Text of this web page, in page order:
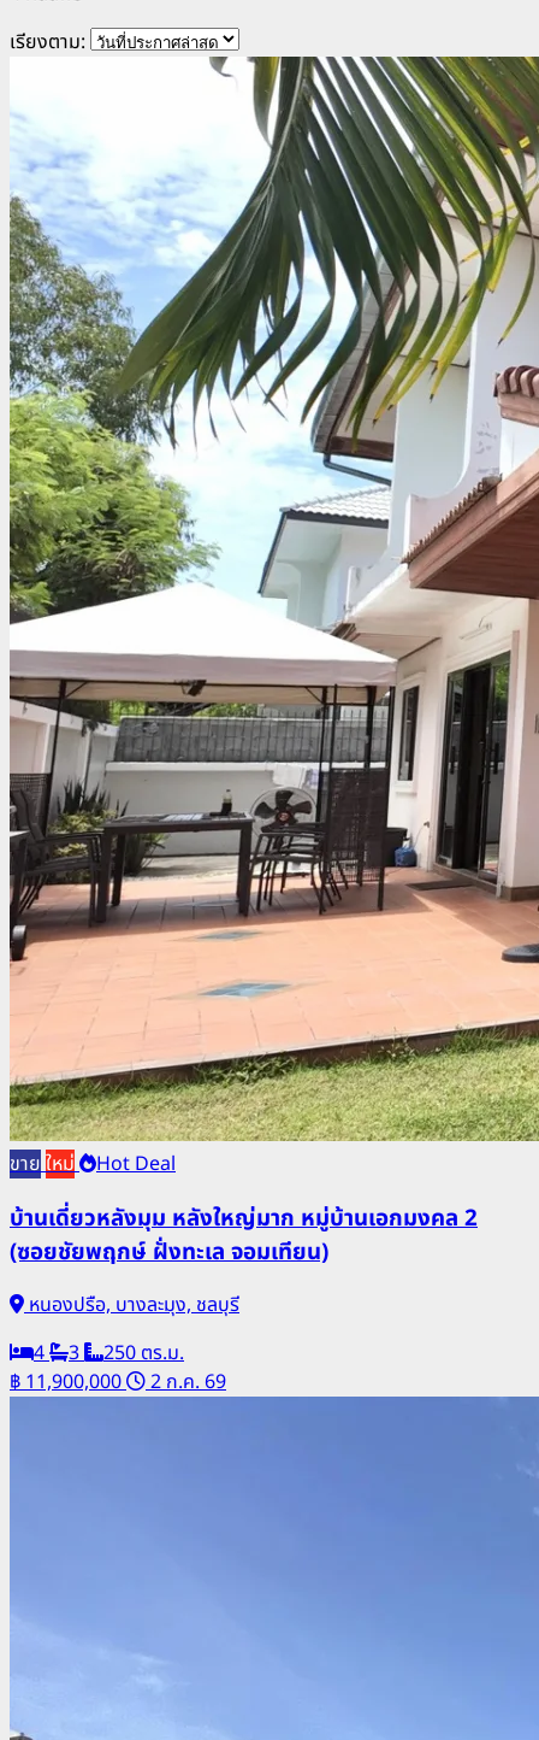
เรียงตาม:
ขายใหม่ Hot Deal
บ้านเดี่ยวหลังมุม หลังใหญ่มาก หมู่บ้านเอกมงคล 2
(ซอยชัยพฤกษ์ ฝั่งทะเล จอมเทียน)
หนองปรือ, บางละมุง, ชลบุรี
4
3
250 ตร.ม.
฿ 11,900,000
2 ก.ค. 69